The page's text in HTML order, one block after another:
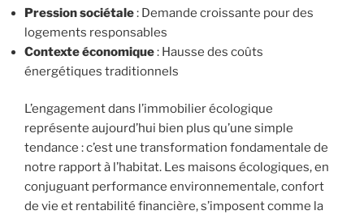
Pression sociétale: Demande croissante pour des
logements responsables
Contexte économique: Hausse des coûts
énergétiques traditionnels
L’engagement dans l’immobilier écologique
représente aujourd’hui bien plus qu’une simple
tendance : c’est une transformation fondamentale de
notre rapport à l’habitat. Les maisons écologiques, en
conjuguant performance environnementale, confort
de vie et rentabilité financière, s’imposent comme la